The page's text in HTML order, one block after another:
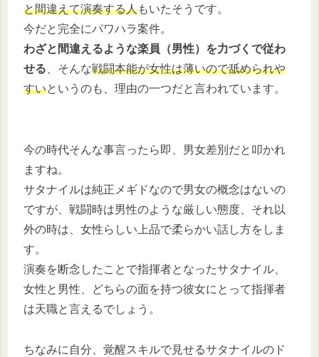
と間違えて演奏する人もいたそうです。
今だと完全にパワハラ案件。
わざと間違えるような楽員（男性）を力づくで従わ
せる 、そんな戦闘本能が女性は薄いので舐められや
すいというのも、理由の一つだと言われています。
今の時代そんな事言ったら即、男女差別だと叩かれ
ますね。
サタナイルは純正メギドなので男女の概念はないの
ですが、戦闘時は男性のような厳しい態度、それ以
外の時は、女性らしい上品で柔らかい話し方をしま
す。
演奏を断念したことで指揮者となったサタナイル、
女性と男性、どちらの面を持つ彼女にとって指揮者
は天職と言えるでしょう。
ちなみに自分、覚醒スキルで見せるサタナイルのド